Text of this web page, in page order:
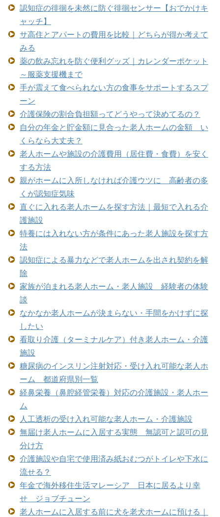
認知症の徘徊を未然に防ぐ徘徊センサー【おでかけキ
ャッチ】
サ高住とアパートの費用を比較｜どちらが得か考えて
みる
薬の飲み忘れを防ぐ便利グッズ｜カレンダーポケット
～服薬支援機まで
手が震えて食べられない方の食事をサポートするスプ
ーン
介護保険の割合負担額ってどうやって決めてるの？
自分の年金と貯金額に見合った老人ホームの金額 い
くらなら大丈夫？
老人ホームや施設の介護費用（居住費・食費）を安く
する方法
親がホームに入所しなければ介護ウツに 高齢者の多
くが認知症気味
直ぐに入れる老人ホームを探す方法｜最短で入れる介
護施設
特養には入れない方が条件にあった老人施設を探す方
法
認知症による暴力などで老人ホームを出され契約を解
除
家族が泊まれる老人ホーム・老人施設 経験者の体験
談
なかなか老人ホームが決まらない・手間をかけずに探
したい
看取り介護（ターミナルケア）付き老人ホーム・介護
施設
糖尿病のインスリン注射対応・受け入れ可能な老人ホ
ーム 都道府県別一覧
経鼻栄養（鼻腔経管栄養）対応の介護施設・老人ホー
ム
人工透析の受け入れ可能な老人ホーム・介護施設
無届け老人ホームに入居する実態 無認可と認可の見
分け方
介護施設や自宅で使用済み紙おむつがトイレや下水に
流せる？
年金で海外移住生活マレーシア 日本に居るより幸
せ ジョブチューン
老人ホームに入居する前に犬を老犬ホームに預ける｜